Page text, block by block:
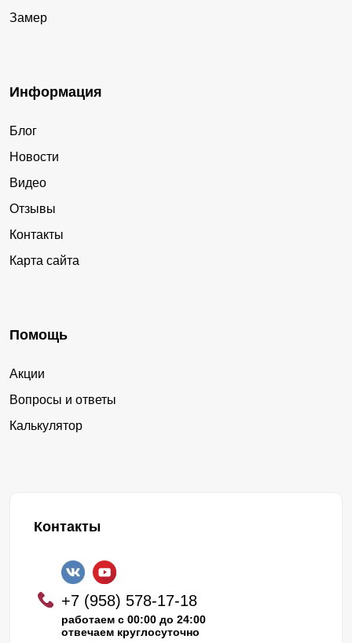
Замер
Информация
Блог
Новости
Видео
Отзывы
Контакты
Карта сайта
Помощь
Акции
Вопросы и ответы
Калькулятор
Контакты
+7 (958) 578-17-18
работаем с 00:00 до 24:00
отвечаем круглосуточно